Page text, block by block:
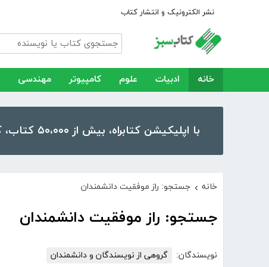
نشر الکترونیک و انتشار کتاب
خانه ادبیات علوم کامپیوتر مهندسی
با اپلیکیشن کتابراه، بیش از ۵۰،۰۰۰ کتاب، کتاب صوتی و رمان را در موبایل و تبلت خود داشته باشید!
خانه › جستجو: راز موفقیت دانشمندان
جستجو: راز موفقیت دانشمندان
نویسندگان: گروهی از نویسندگان و دانشمندان